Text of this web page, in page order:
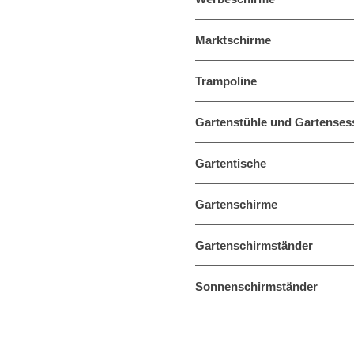
Marktschirme
Trampoline
Gartenstühle und
Gartentische
Gartenschirme
Gartenschirmständer
Sonnenschirmständer